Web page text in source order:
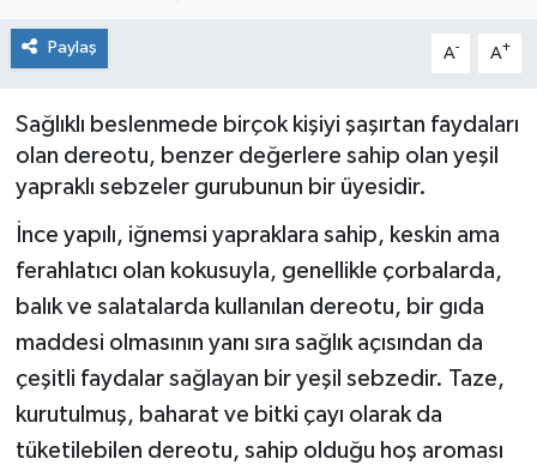
Paylaş A- A+
Sağlıklı beslenmede birçok kişiyi şaşırtan faydaları
olan dereotu, benzer değerlere sahip olan yeşil
yapraklı sebzeler gurubunun bir üyesidir.
İnce yapılı, iğnemsi yapraklara sahip, keskin ama
ferahlatıcı olan kokusuyla, genellikle çorbalarda,
balık ve salatalarda kullanılan dereotu, bir gıda
maddesi olmasının yanı sıra sağlık açısından da
çeşitli faydalar sağlayan bir yeşil sebzedir. Taze,
kurutulmuş, baharat ve bitki çayı olarak da
tüketilebilen dereotu, sahip olduğu hoş aroması
Siyaset